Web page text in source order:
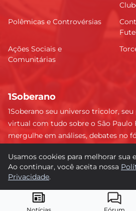
Polêmicas e Controvérsias
Ações Sociais e
Comunitárias
1Soberano
1Soberano seu universo tricolor,
virtual com tudo sobre o São Paulo
mergulhe em análises, debates no
detalhe e faça parte dessa
tricolor paulista. #SPFC #SãoPaulo
© 2026 1Soberano. Todos os
Usamos cookies para melhorar sua
Ao continuar, você aceita nossa
Privacidade.